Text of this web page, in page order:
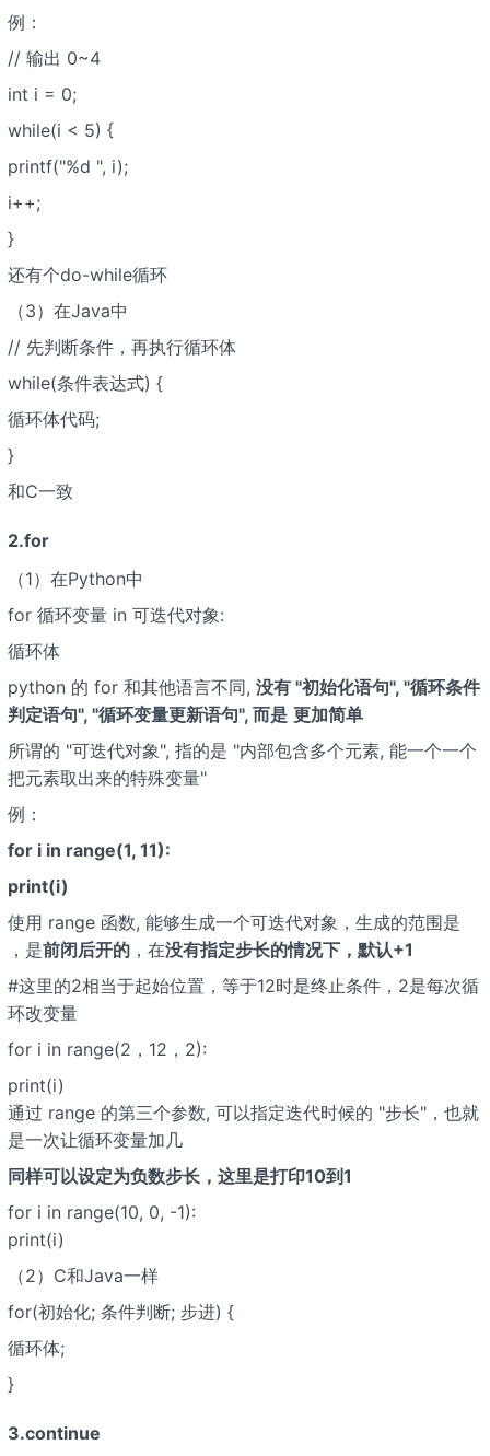
例：
// 输出 0~4
int i = 0;
while(i < 5) {
printf("%d ", i);
i++;
}
还有个do-while循环
（3）在Java中
// 先判断条件，再执行循环体
while(条件表达式) {
循环体代码;
}
和C一致
2.for
（1）在Python中
for 循环变量 in 可迭代对象:
循环体
python 的 for 和其他语言不同, 没有 "初始化语句", "循环条件
判定语句", "循环变量更新语句", 而是 更加简单
所谓的 "可迭代对象", 指的是 "内部包含多个元素, 能一个一个
把元素取出来的特殊变量"
例：
for i in range(1, 11):
print(i)
使用 range 函数, 能够生成一个可迭代对象，生成的范围是
，是前闭后开的，在没有指定步长的情况下，默认+1
#这里的2相当于起始位置，等于12时是终止条件，2是每次循
环改变量
for i in range(2，12，2):
print(i)
通过 range 的第三个参数, 可以指定迭代时候的 "步长"，也就
是一次让循环变量加几
同样可以设定为负数步长，这里是打印10到1
for i in range(10, 0, -1):
print(i)
（2）C和Java一样
for(初始化; 条件判断; 步进) {
循环体;
}
3.continue